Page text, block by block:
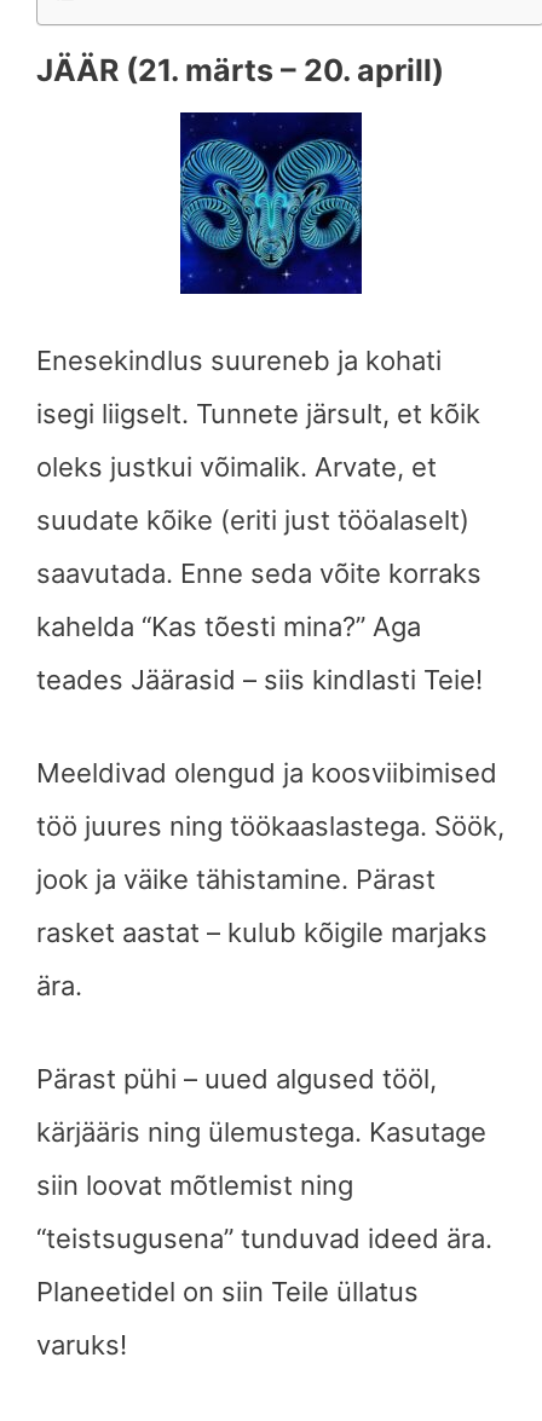
JÄÄR (21. märts – 20. aprill)
Enesekindlus suureneb ja kohati
isegi liigselt. Tunnete järsult, et kõik
oleks justkui võimalik. Arvate, et
suudate kõike (eriti just tööalaselt)
saavutada. Enne seda võite korraks
kahelda “Kas tõesti mina?” Aga
teades Jäärasid – siis kindlasti Teie!
Meeldivad olengud ja koosviibimised
töö juures ning töökaaslastega. Söök,
jook ja väike tähistamine. Pärast
rasket aastat – kulub kõigile marjaks
ära.
Pärast pühi – uued algused tööl,
kärjääris ning ülemustega. Kasutage
siin loovat mõtlemist ning
“teistsugusena” tunduvad ideed ära.
Planeetidel on siin Teile üllatus
varuks!